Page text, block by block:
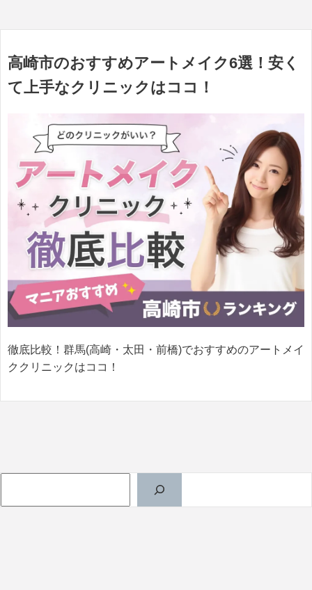
高崎市のおすすめアートメイク6選！安く
て上手なクリニックはココ！
徹底比較！群馬(高崎・太田・前橋)でおすすめのアートメイ
ククリニックはココ！